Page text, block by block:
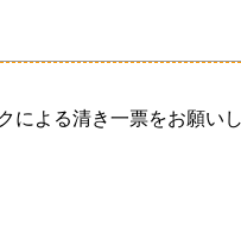
による清き一票をお願い